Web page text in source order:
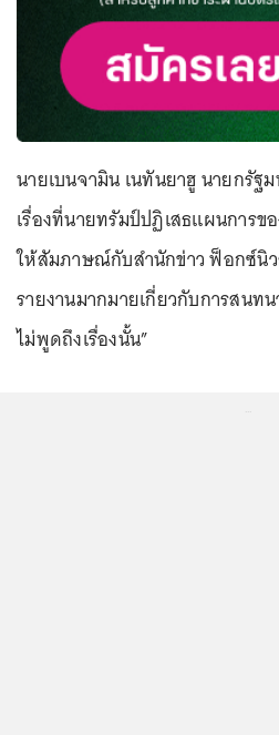
นายเบนจามิน เนทันยาฮู นายกรัฐ
เรื่องที่นายทรัมป์ปฏิเสธแผนการข
ให้สัมภาษณ์กับสำนักข่าว ฟ็อกซ์นิว
รายงานมากมายเกี่ยวกับการสนท
ไม่พูดถึงเรื่องนั้น”